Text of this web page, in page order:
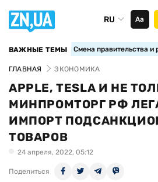
RU Аа
ВАЖНЫЕ ТЕМЫ Смена правительства и
ГЛАВНАЯ ЭКОНОМИКА
APPLE, TESLA И НЕ
МИНПРОМТОРГ РФ
ИМПОРТ
ТОВАРОВ
24 апреля, 2022, 05:12
Поделиться